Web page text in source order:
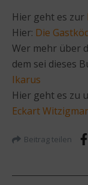
Hier geht es zur
Hier: Die
Wer mehr über
dem sei dieses
Ikarus
Hier geht es zu
Eckart
Beitrag teilen